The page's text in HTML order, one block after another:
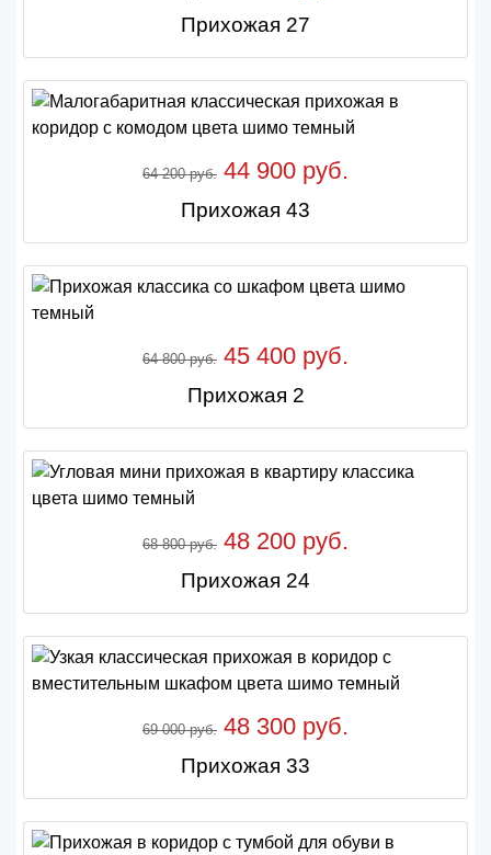
Прихожая 27
64 200 руб. 44 900 руб.
Прихожая 43
64 800 руб. 45 400 руб.
Прихожая 2
68 800 руб. 48 200 руб.
Прихожая 24
69 000 руб. 48 300 руб.
Прихожая 33